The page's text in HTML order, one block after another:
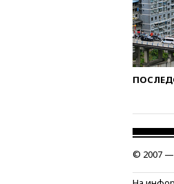
© 2007 —